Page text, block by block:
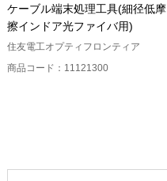
ケーブル端末処理工具(細径低摩
擦インドア光ファイバ用)
住友電工オプティフロンティア
商品コード：11121300